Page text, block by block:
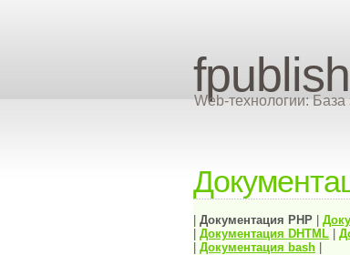
Web-технологии: База
Документация PHP
Документация DHTML
Документация bash